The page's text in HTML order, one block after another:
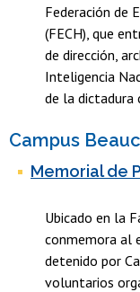
Federación de
(FECH), que
de dirección,
Inteligencia
de la dictadura
Campus
Memorial de
Ubicado en la
conmemora al
detenido por
voluntarios